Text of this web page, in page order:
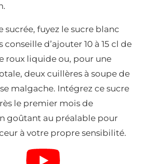
sucrée, fuyez le sucre blanc
conseille d’ajouter 10 à 15 cl de
roux liquide ou, pour une
deux cuillères à soupe de
malgache. Intégrez ce sucre
le premier mois de
goûtant au préalable pour
à votre propre sensibilité.